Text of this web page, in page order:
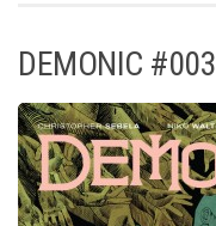
DEMONIC #003